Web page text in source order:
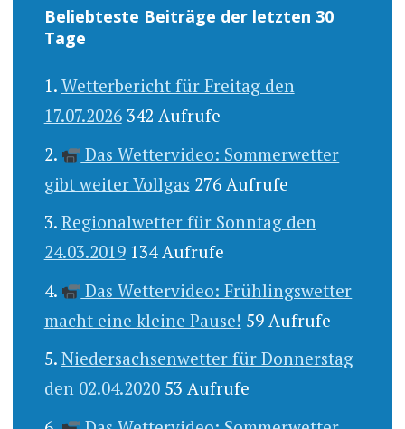
Beliebteste Beiträge der letzten 30
Tage
Wetterbericht für Freitag den
17.07.2026 342 Aufrufe
Das Wettervideo: Sommerwetter
gibt weiter Vollgas 276 Aufrufe
Regionalwetter für Sonntag den
24.03.2019 134 Aufrufe
Das Wettervideo: Frühlingswetter
macht eine kleine Pause! 59 Aufrufe
Niedersachsenwetter für Donnerstag
den 02.04.2020 53 Aufrufe